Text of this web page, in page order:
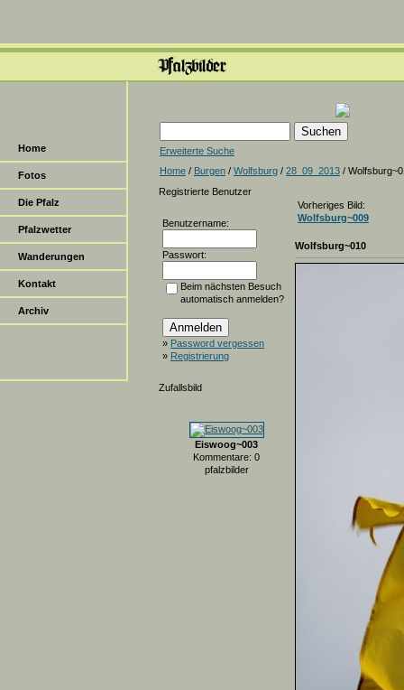
Home
Fotos
Die Pfalz
Pfalzwetter
Wanderungen
Kontakt
Archiv
Erweiterte Suche
Home / Burgen / Wolfsburg / 28_09_2013 /
Registrierte Benutzer
Benutzername:
Passwort:
Beim nächsten Besuch
automatisch anmelden?
» Password vergessen
» Registrierung
Zufallsbild
Eiswoog~003
Kommentare: 0
pfalzbilder
Vorheriges Bild:
Wolfsburg~009
Wolfsburg~010